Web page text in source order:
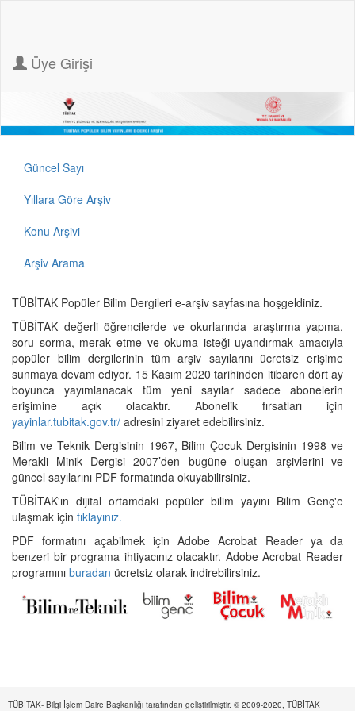
Üye Girişi
Güncel Sayı
Yıllara Göre Arşiv
Konu Arşivi
Arşiv Arama
TÜBİTAK Popüler Bilim Dergileri e-arşiv sayfasına hoşgeldiniz.
TÜBİTAK değerli öğrencilerde ve okurlarında araştırma yapma,
soru sorma, merak etme ve okuma isteği uyandırmak amacıyla
popüler bilim dergilerinin tüm arşiv sayılarını ücretsiz erişime
sunmaya devam ediyor. 15 Kasım 2020 tarihinden itibaren dört ay
boyunca yayımlanacak tüm yeni sayılar sadece abonelerin
erişimine açık olacaktır. Abonelik fırsatları için
yayinlar.tubitak.gov.tr/ adresini ziyaret edebilirsiniz.
Bilim ve Teknik Dergisinin 1967, Bilim Çocuk Dergisinin 1998 ve
Merakli Minik Dergisi 2007’den bugüne oluşan arşivlerini ve
güncel sayılarını PDF formatında okuyabilirsiniz.
TÜBİTAK'ın dijital ortamdaki popüler bilim yayını Bilim Genç'e
ulaşmak için tıklayınız.
PDF formatını açabilmek için Adobe Acrobat Reader ya da
benzeri bir programa ihtiyacınız olacaktır. Adobe Acrobat Reader
programını buradan ücretsiz olarak indirebilirsiniz.
TÜBİTAK- Bilgi İşlem Daire Başkanlığı tarafından geliştirilmiştir. © 2009-2020, TÜBİTAK